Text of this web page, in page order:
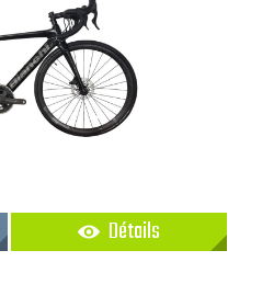
Détails